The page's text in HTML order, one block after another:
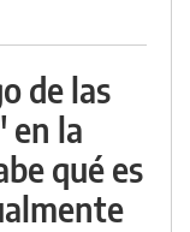
de las
en la
qué es